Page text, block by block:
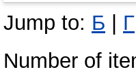
Jump to: Б
Г
Number of